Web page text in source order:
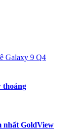
Galaxy 9 Q4
thoáng
nhất GoldView